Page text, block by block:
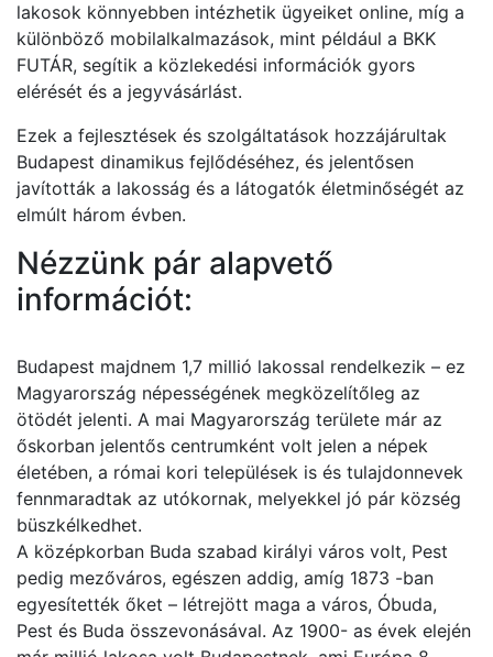
lakosok könnyebben intézhetik ügyeiket online, míg a
különböző mobilalkalmazások, mint például a BKK
FUTÁR, segítik a közlekedési információk gyors
elérését és a jegyvásárlást.
Ezek a fejlesztések és szolgáltatások hozzájárultak
Budapest dinamikus fejlődéséhez, és jelentősen
javították a lakosság és a látogatók életminőségét az
elmúlt három évben.
Nézzünk pár alapvető
információt:
Budapest majdnem 1,7 millió lakossal rendelkezik – ez
Magyarország népességének megközelítőleg az
ötödét jelenti. A mai Magyarország területe már az
őskorban jelentős centrumként volt jelen a népek
életében, a római kori települések is és tulajdonnevek
fennmaradtak az utókornak, melyekkel jó pár község
büszkélkedhet.
A középkorban Buda szabad királyi város volt, Pest
pedig mezőváros, egészen addig, amíg 1873 -ban
egyesítették őket – létrejött maga a város, Óbuda,
Pest és Buda összevonásával. Az 1900- as évek elején